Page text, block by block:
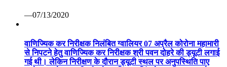
—07/13/2020
वाणिज्यिक कर निरीक्षक निलंबित ग्वालियर 07 अप्रैल कोरोना महामारी
से निपटने हेतु वाणिज्यिक कर निरीक्षक श्री पवन दोहरे की ड्यूटी लगाई
गई थी। लेकिन निरीक्षण के दौरान ड्यूटी स्थल पर अनुपस्थिति पाए